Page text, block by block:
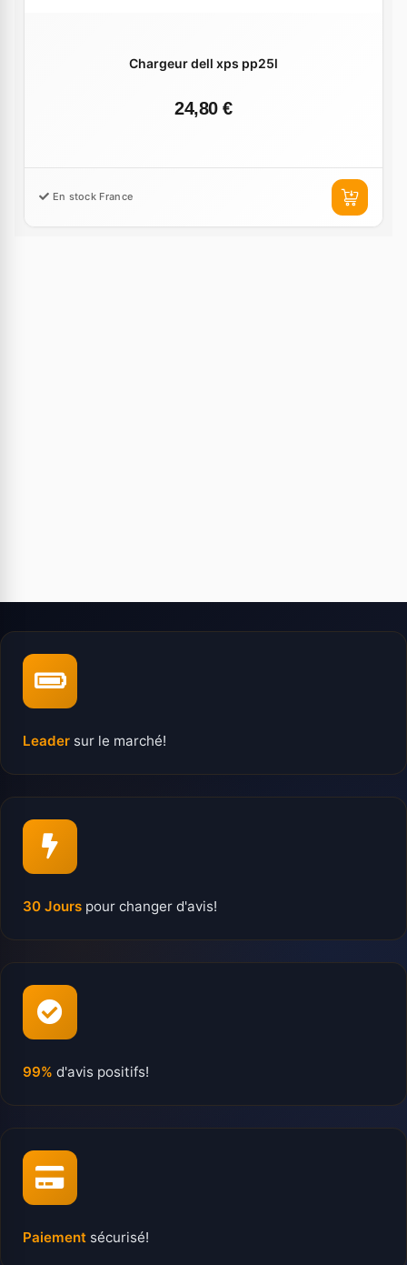
Chargeur dell xps pp25l
24,80 €
En stock France
Leader sur le marché!
30 Jours pour changer d'avis!
99% d'avis positifs!
Paiement sécurisé!